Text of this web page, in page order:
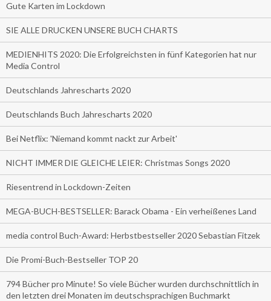
Gute Karten im Lockdown
SIE ALLE DRUCKEN UNSERE BUCH CHARTS
MEDIENHITS 2020: Die Erfolgreichsten in fünf Kategorien hat nur
Media Control
Deutschlands Jahrescharts 2020
Deutschlands Buch Jahrescharts 2020
Bei Netflix: 'Niemand kommt nackt zur Arbeit'
NICHT IMMER DIE GLEICHE LEIER: Christmas Songs 2020
Riesentrend in Lockdown-Zeiten
MEGA-BUCH-BESTSELLER: Barack Obama - Ein verheißenes Land
media control Buch-Award: Herbstbestseller 2020 Sebastian Fitzek
Die Promi-Buch-Bestseller TOP 20
794 Bücher pro Minute! So viele Bücher wurden durchschnittlich in
den letzten drei Monaten im deutschsprachigen Buchmarkt